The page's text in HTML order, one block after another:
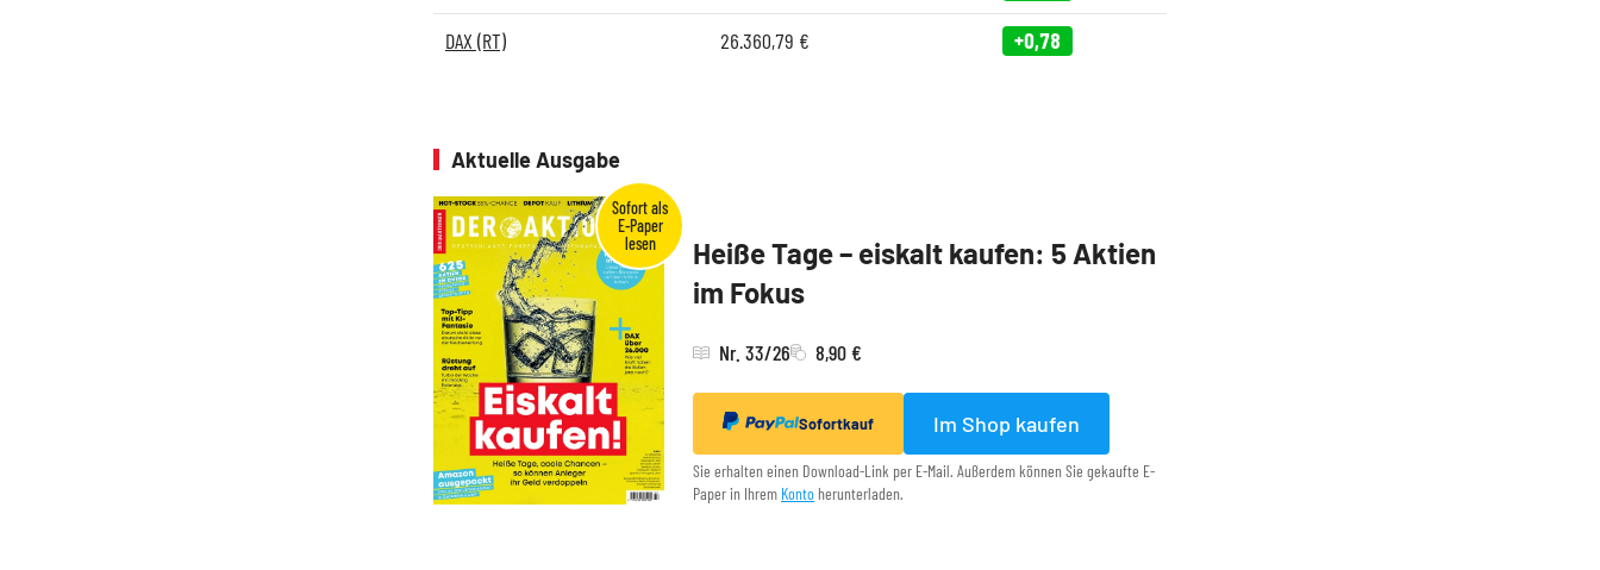
DAX (RT) 26.360,79 € +0,78
Aktuelle Ausgabe
Heiße Tage – eiskalt kaufen: 5 Aktien
im Fokus
Nr. 33/26 8,90 €
Sofortkauf Im Shop kaufen
Sie erhalten einen Download-Link per E-Mail. Außerdem können Sie gekaufte E-
Paper in Ihrem Konto herunterladen.